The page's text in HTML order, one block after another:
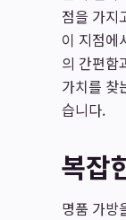
점을 가지
이 지점에
의 간편함
가치를 찾
습니다.
복잡
명품 가방